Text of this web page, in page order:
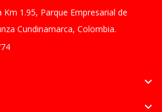
Km 1.95, Parque Empresarial de
Cundinamarca, Colombia.

